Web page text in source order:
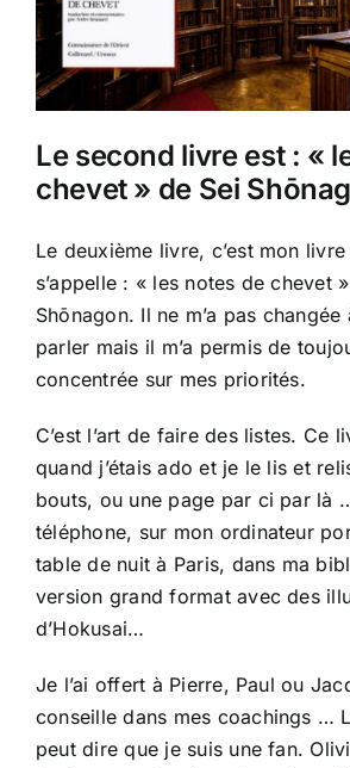
Le second livre est : «
chevet » de Sei
Le deuxième livre, c’est mon
s’appelle : « les notes de chevet
Shōnagon. Il ne m’a pas
parler mais il m’a permis de
concentrée sur mes priorités.
C’est l’art de faire des listes. Ce
quand j’étais ado et je le lis et
bouts, ou une page par ci par là
téléphone, sur mon ordinateur
table de nuit à Paris, dans ma
version grand format avec des
d’Hokusai…
Je l’ai offert à Pierre, Paul ou
conseille dans mes coachings …
peut dire que je suis une fan.